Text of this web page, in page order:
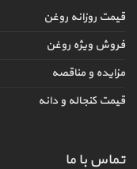
قیمت روزانه روغن
فروش ویژه روغن
مزایده و مناقصه
قیمت کنجاله و دانه
تماس با ما